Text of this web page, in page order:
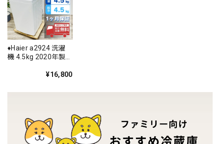
♦️Haier a2924 洗濯
機 4.5kg 2020年製
¥16,800